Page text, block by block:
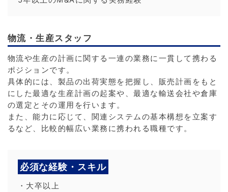
物流・生産スタッフ
物流や生産の計画に関する一連の業務に一貫して携わる
ポジションです。
具体的には、製品の出荷実態を把握し、販売計画をもと
にした最適な生産計画の起案や、最適な輸送会社や倉庫
の選定とその運用を行います。
また、能力に応じて、関連システムの基本構想を立案す
るなど、比較的幅広い業務に携われる職種です。
必須な経験・スキル
・大卒以上